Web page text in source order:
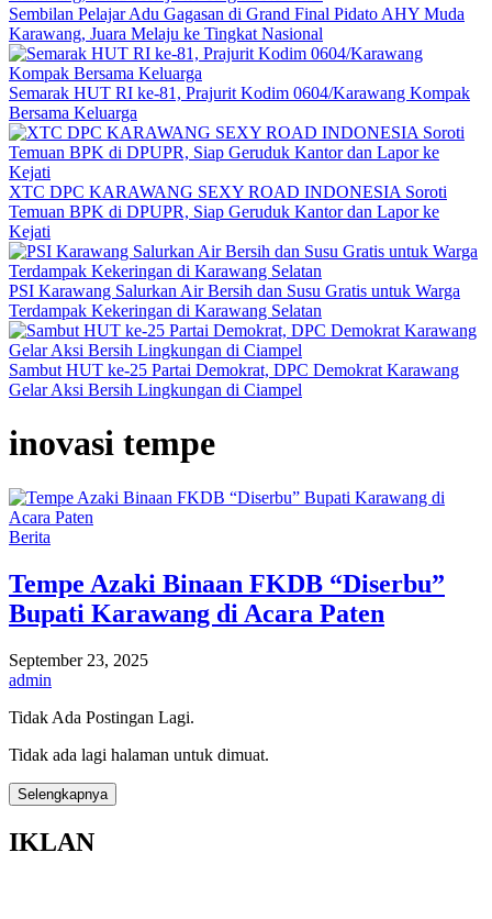
Sembilan Pelajar Adu Gagasan di Grand Final Pidato AHY Muda
Karawang, Juara Melaju ke Tingkat Nasional
Semarak HUT RI ke-81, Prajurit Kodim 0604/Karawang Kompak
Bersama Keluarga
XTC DPC KARAWANG SEXY ROAD INDONESIA Soroti
Temuan BPK di DPUPR, Siap Geruduk Kantor dan Lapor ke
Kejati
PSI Karawang Salurkan Air Bersih dan Susu Gratis untuk Warga
Terdampak Kekeringan di Karawang Selatan
Sambut HUT ke-25 Partai Demokrat, DPC Demokrat Karawang
Gelar Aksi Bersih Lingkungan di Ciampel
inovasi tempe
Berita
Tempe Azaki Binaan FKDB “Diserbu”
Bupati Karawang di Acara Paten
September 23, 2025
admin
Tidak Ada Postingan Lagi.
Tidak ada lagi halaman untuk dimuat.
Selengkapnya
IKLAN